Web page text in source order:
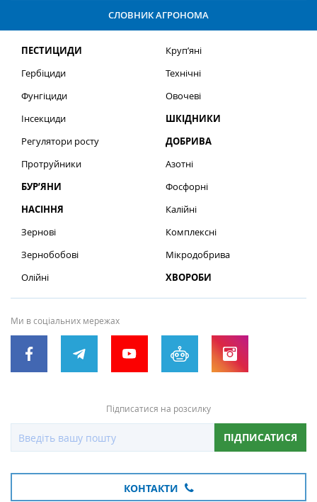
СЛОВНИК АГРОНОМА
ПЕСТИЦИДИ
Гербіциди
Фунгіциди
Інсекциди
Регулятори росту
Протруйники
БУР’ЯНИ
НАСІННЯ
Зернові
Зернобобові
Олійні
Круп’яні
Технічні
Овочеві
ШКІДНИКИ
ДОБРИВА
Азотні
Фосфорні
Калійні
Комплексні
Мікродобрива
ХВОРОБИ
Ми в соціальних мережах
Підписатися на розсилку
ПІДПИСАТИСЯ
КОНТАКТИ